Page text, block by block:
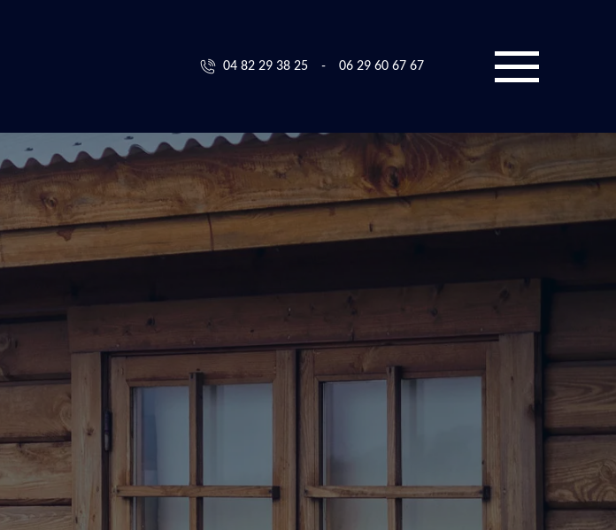
04 82 29 38 25 - 06 29 60 67 67